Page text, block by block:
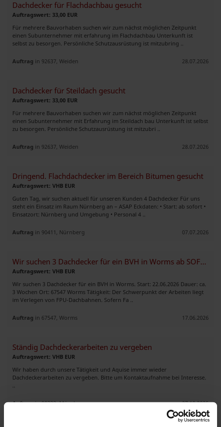
Dachdecker für Flachdachbau gesucht
Auftragswert: 33,00 EUR
Für mehrere Bauvorhaben suchen wir zum nächst möglichen Zeitpunkt
einen Subunternehmer mit erfahrung im Flachdachbau Unterkunft ist
selbst zu besorgen. Persönliche Schutzausrüstung ist mitzubring ..
Auftrag in 92637, Weiden 28.07.2026
Dachdecker für Steildach gesucht
Auftragswert: 33,00 EUR
Für mehrere Bauvorhaben suchen wir zum nächst möglichen Zeitpunkt
einen Subunternehmer mit Erfahrung im Steildach bau Unterkunft ist selbst
zu besorgen. Persönliche Schutzausrüstung ist mitzubri ..
Auftrag in 92637, Weiden 28.07.2026
Dringend. Flachdachdecker im Bereich Bitumen gesucht
Auftragswert: VHB EUR
Guten Tag, wir suchen aktuell für unseren Kunden 4 Dachdecker Für uns
steht ein Einsatz im Raum Nürnberg an – ASAP Eckdaten: • Start: ab sofort •
Einsatzort: Nürnberg und Umgebung • Personal 4 ..
Auftrag in 90411, Nürnberg 07.07.2026
Wir suchen 3 Dachdecker für ein BVH in Worms ab SOFORT!
Auftragswert: VHB EUR
Wir suchen 3 Dachdecker für ein BVH in Worms. Start: 22.06.2026 Dauer: ca.
3 Wochen Ort: 67547 Worms Tätigkeit: Der Schwerpunkt der Arbeiten liegt
im Verlegen von FPU-Dachbahnen. Sofern Fa ..
Auftrag in 67547, Worms 17.06.2026
Ständig Dachdeckerarbeiten zu vergeben
Auftragswert: VHB EUR
Wir haben durch unsere Tätigkeit und Aquise immer wieder
Dachdeckerarbeiten zu vergeben. Bitte um Kontaktaufnahme bei Interesse.
Auftragin 80333, München 27.10.2025